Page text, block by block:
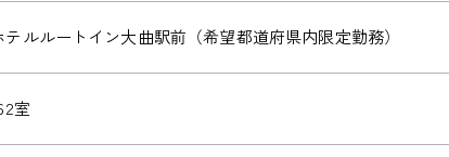
テルルートイン大曲駅前（希望都道府県内限定勤務）
室